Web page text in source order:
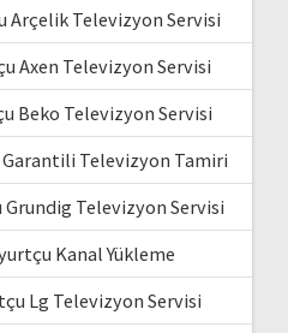
Arçelik Televizyon Servisi
Axen Televizyon Servisi
Beko Televizyon Servisi
Televizyon Tamiri
Televizyon Servisi
Kanal Yükleme
Lg Televizyon Servisi